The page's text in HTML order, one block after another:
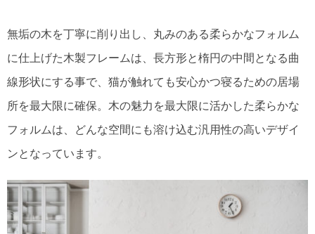
無垢の木を丁寧に削り出し、丸みのある柔らかなフォルム
に仕上げた木製フレームは、長方形と楕円の中間となる曲
線形状にする事で、猫が触れても安心かつ寝るための居場
所を最大限に確保。木の魅力を最大限に活かした柔らかな
フォルムは、どんな空間にも溶け込む汎用性の高いデザイ
ンとなっています。